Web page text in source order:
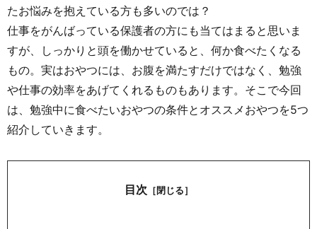
たお悩みを抱えている方も多いのでは？
仕事をがんばっている保護者の方にも当てはまると思いま
すが、しっかりと頭を働かせていると、何か食べたくなる
もの。実はおやつには、お腹を満たすだけではなく、勉強
や仕事の効率をあげてくれるものもあります。そこで今回
は、勉強中に食べたいおやつの条件とオススメおやつを5つ
紹介していきます。
目次 ［閉じる］